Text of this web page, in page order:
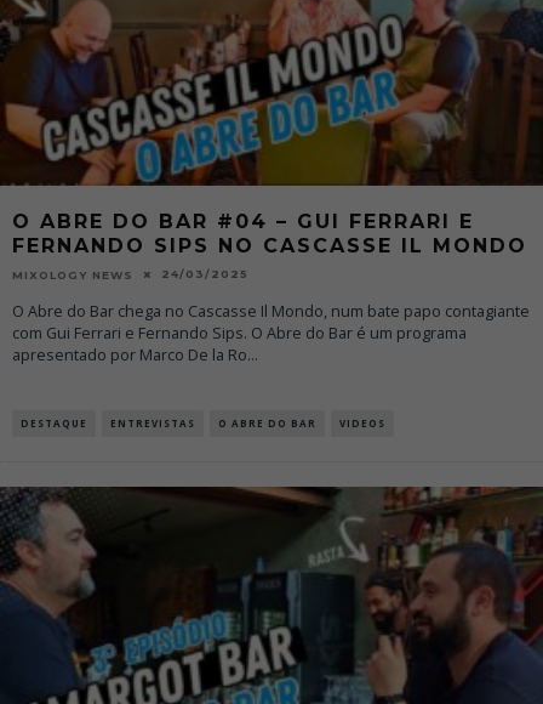
O ABRE DO BAR #04 – GUI FERRARI E
FERNANDO SIPS NO CASCASSE IL MONDO
MIXOLOGY NEWS 24/03/2025
O Abre do Bar chega no Cascasse Il Mondo, num bate papo contagiante
com Gui Ferrari e Fernando Sips. O Abre do Bar é um programa
apresentado por Marco De la Ro...
DESTAQUE ENTREVISTAS O ABRE DO BAR VIDEOS